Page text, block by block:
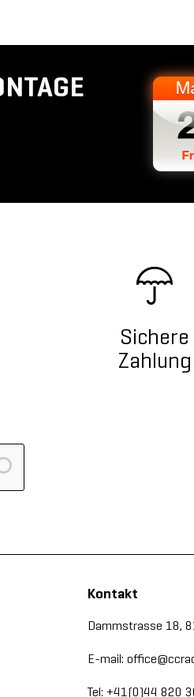
Sichere
Zahlung
Kontakt
Dammstrasse 18,
E-mail:
Tel: +41(0)44 820